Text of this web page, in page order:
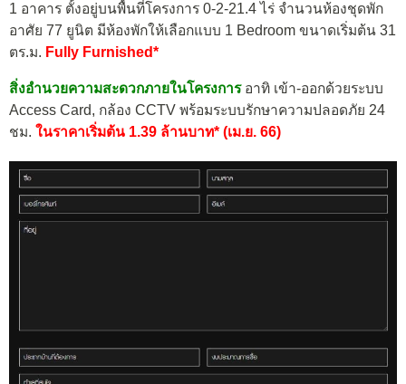
1 อาคาร ตั้งอยู่บนพื้นที่โครงการ 0-2-21.4 ไร่ จำนวนห้องชุดพัก
อาศัย 77 ยูนิต มีห้องพักให้เลือกแบบ 1 Bedroom ขนาดเริ่มต้น 31
ตร.ม. Fully Furnished*
สิ่งอำนวยความสะดวกภายในโครงการอาทิ เข้า-ออกด้วยระบบ
Access Card, กล้อง CCTV พร้อมระบบรักษาความปลอดภัย 24
ชม. ในราคาเริ่มต้น 1.39 ล้านบาท* (เม.ย. 66)